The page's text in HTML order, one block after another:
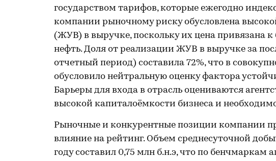
государством тарифов, которые ежегодно
компании рыночному риску обусловлена
(ЖУВ) в выручке, поскольку их цена привязана
нефть. Доля от реализации ЖУВ в выручке за
отчетный период) составила 72%, что в
обусловило нейтральную оценку фактора
Барьеры для входа в отрасль оцениваются
высокой капиталоёмкости бизнеса и
Рыночные и конкурентные позиции компании
влияние на рейтинг. Объем среднесуточной
году составил 0,75 млн б.н.э, что по бенчмаркам